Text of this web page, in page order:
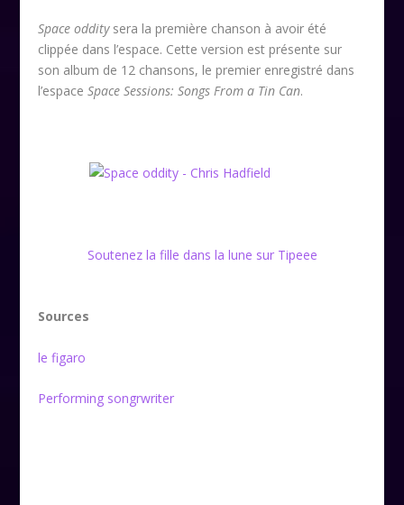
Space odditysera la première chanson à avoir été
clippée dans l’espace. Cette version est présente sur
son album de 12 chansons, le premier enregistré dans
l’espaceSpace Sessions: Songs From a Tin Can.
Soutenez la fille dans la lune sur Tipeee
Sources
le figaro
Performing songrwriter